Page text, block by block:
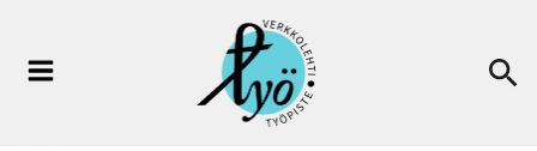
pääsisältöön